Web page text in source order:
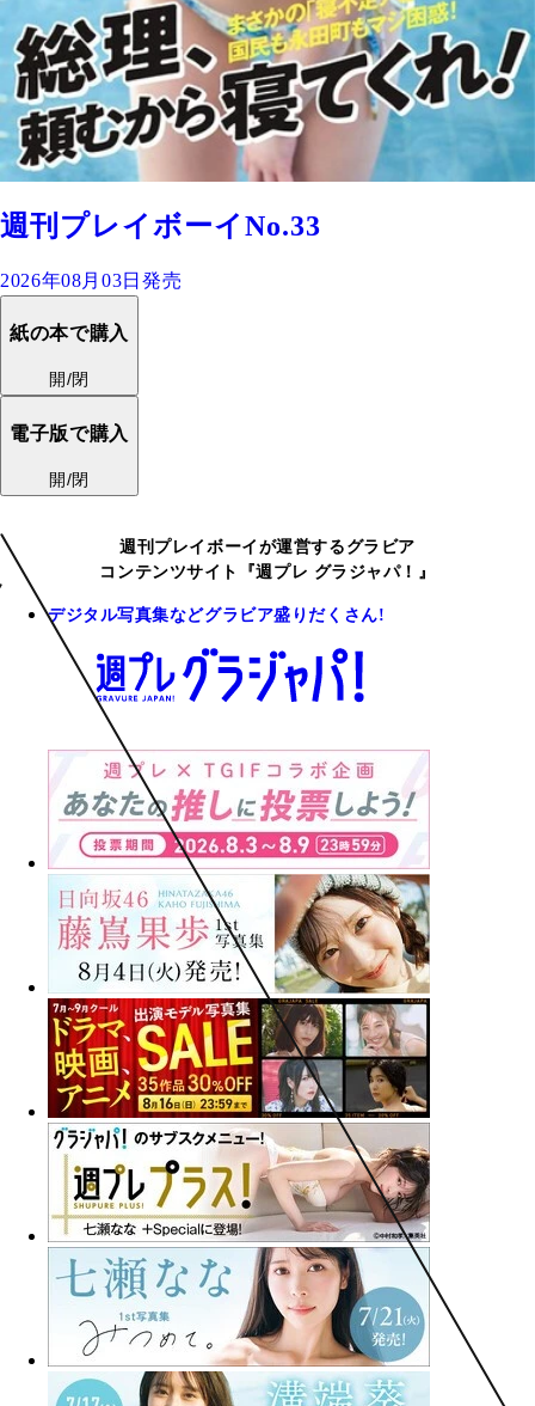
週刊プレイボーイNo.33
2026年08月03日発売
紙の本で購入
開/閉
電子版で購入
開/閉
週刊プレイボーイが運営するグラビア
コンテンツサイト『週プレ グラジャパ！』
デジタル写真集などグラビア盛りだくさん!